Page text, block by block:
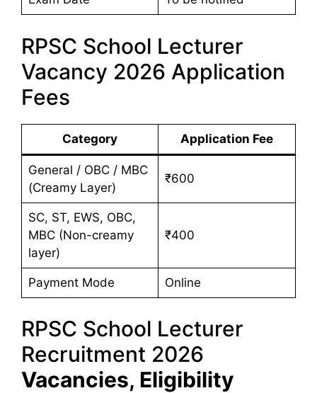
RPSC School Lecturer
Vacancy 2026 Application
Fees
Category Application Fee
General / OBC / MBC
(Creamy Layer)
₹600
SC, ST, EWS, OBC,
MBC (Non-creamy
layer)
₹400
Payment Mode Online
RPSC School Lecturer
Recruitment 2026
Vacancies, Eligibility